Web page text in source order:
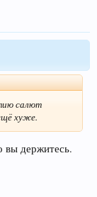
салют
хуже.
вы держитесь.